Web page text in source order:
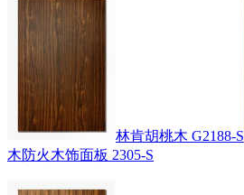
林肯胡桃木 G2188-S
木防火木饰面板 2305-S